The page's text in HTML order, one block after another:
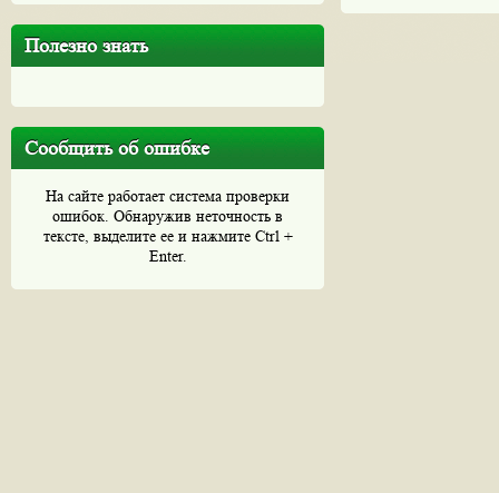
Полезно знать
Сообщить об ошибке
На сайте работает система проверки
ошибок. Обнаружив неточность в
тексте, выделите ее и нажмите Ctrl +
Enter.